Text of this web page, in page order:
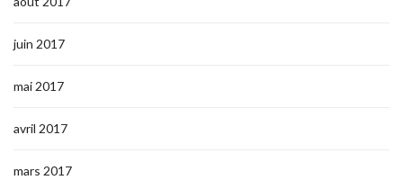
juin 2017
mai 2017
avril 2017
mars 2017